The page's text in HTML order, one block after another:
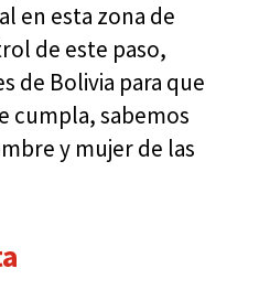
en esta zona de
de este paso,
de Bolivia para que
cumpla, sabemos
y mujer de las